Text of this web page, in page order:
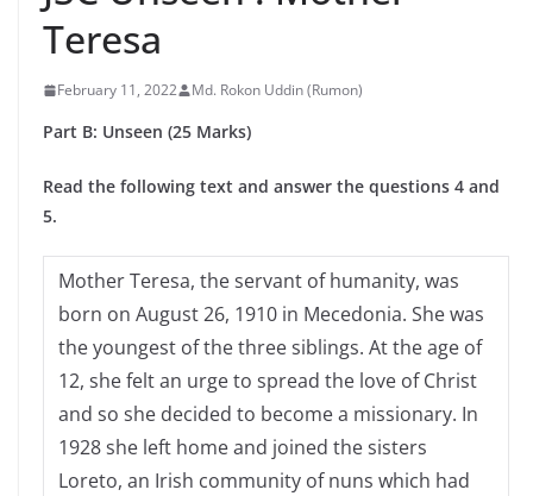
Teresa
February 11, 2022 Md. Rokon Uddin (Rumon)
Part B: Unseen (25 Marks)
Read the following text and answer the questions 4 and
5.
Mother Teresa, the servant of humanity, was
born on August 26, 1910 in Mecedonia. She was
the youngest of the three siblings. At the age of
12, she felt an urge to spread the love of Christ
and so she decided to become a missionary. In
1928 she left home and joined the sisters
Loreto, an Irish community of nuns which had